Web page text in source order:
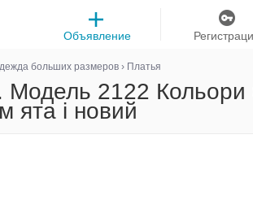
Объявление
больших размеров › Платья
2122 Кольори
ята і новий